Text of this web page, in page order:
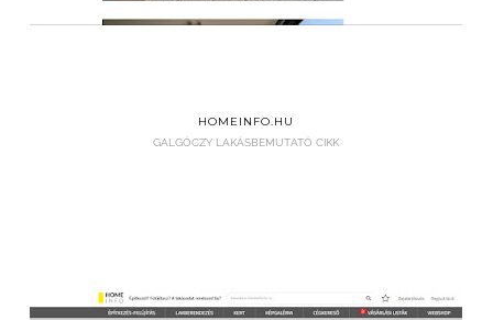
HOMEINFO.HU
GALGÓCZY LAKÁSBEMUTATÓ CIKK